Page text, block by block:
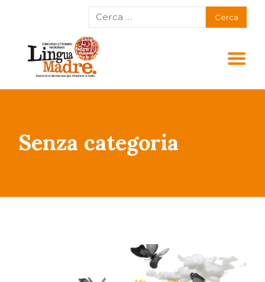
Senza categoria